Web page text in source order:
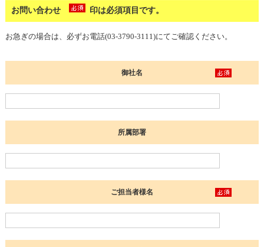
お問い合わせ 印は必須項目です。
お急ぎの場合は、必ずお電話(03-3790-3111)にてご確認ください。
御社名
所属部署
ご担当者様名